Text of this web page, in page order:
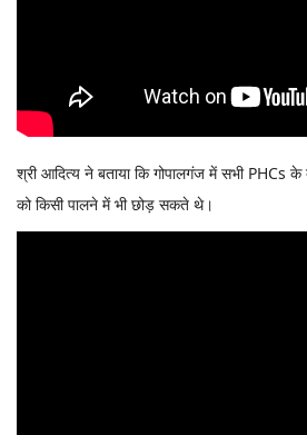
श्री आदित्य ने बताया कि गोपालगंज में सभी PHCs
को किसी पालने में भी छोड़ सकते थे।